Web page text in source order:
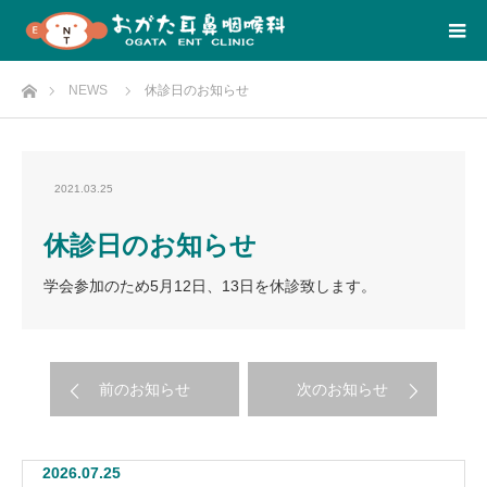
HomeNEWS 休診日のお知らせ
2021.03.25
休診日のお知らせ
学会参加のため5月12日、13日を休診致します。
前のお知らせ 次のお知らせ
2026.07.25